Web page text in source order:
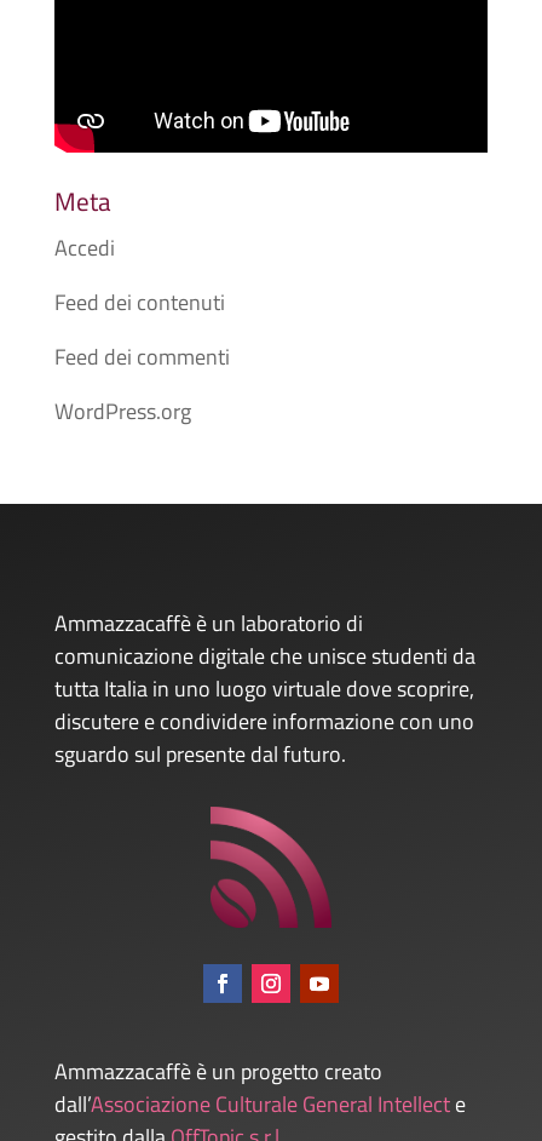
Meta
Accedi
Feed dei contenuti
Feed dei commenti
WordPress.org
Ammazzacaffè è un laboratorio di
comunicazione digitale che unisce studenti da
tutta Italia in uno luogo virtuale dove scoprire,
discutere e condividere informazione con uno
sguardo sul presente dal futuro.
Ammazzacaffè è un progetto creato
dall’Associazione Culturale General Intellecte